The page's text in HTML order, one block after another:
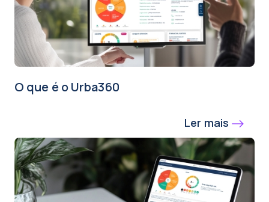
O que é o Urba360
Ler mais